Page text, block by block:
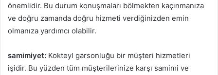
önemlidir. Bu durum konuşmaları bölmekten kaçınmanıza
ve doğru zamanda doğru hizmeti verdiğinizden emin
olmanıza yardımcı olabilir.
samimiyet: Kokteyl garsonluğu bir müşteri hizmetleri
işidir. Bu yüzden tüm müşterilerinize karşı samimi ve